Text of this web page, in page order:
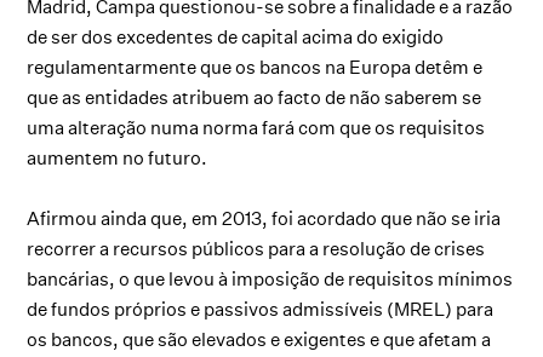
Madrid, Campa questionou-se sobre a finalidade e a razão
de ser dos excedentes de capital acima do exigido
regulamentarmente que os bancos na Europa detêm e
que as entidades atribuem ao facto de não saberem se
uma alteração numa norma fará com que os requisitos
aumentem no futuro.
Afirmou ainda que, em 2013, foi acordado que não se iria
recorrer a recursos públicos para a resolução de crises
bancárias, o que levou à imposição de requisitos mínimos
de fundos próprios e passivos admissíveis (MREL) para
os bancos, que são elevados e exigentes e que afetam a